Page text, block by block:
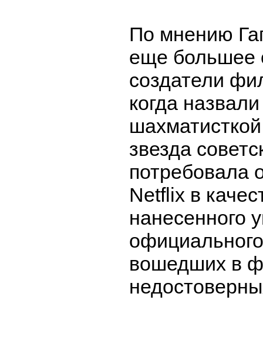
По мнению
еще большее
создатели
когда
звезда
потребовала
Netflix в
нанесенного
вошедших в